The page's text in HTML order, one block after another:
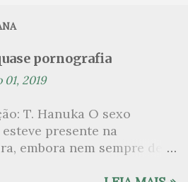
pornografia
2019
T. Hanuka O sexo
presente na
embora nem sempre de